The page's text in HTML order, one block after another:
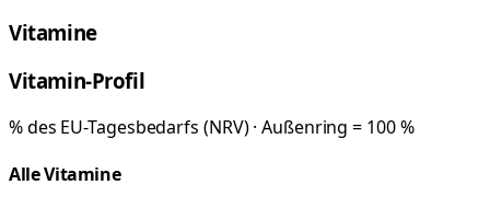
Vitamine
Vitamin-Profil
% des EU-Tagesbedarfs (NRV) · Außenring = 100 %
Alle Vitamine